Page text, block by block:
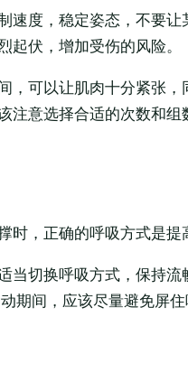
速度，稳定姿态，不要
伏，增加受伤的风险。
，可以让肌肉十分紧张
注意选择合适的次数和
，正确的呼吸方式是提
当切换呼吸方式，保持
期间，应该尽量避免屏